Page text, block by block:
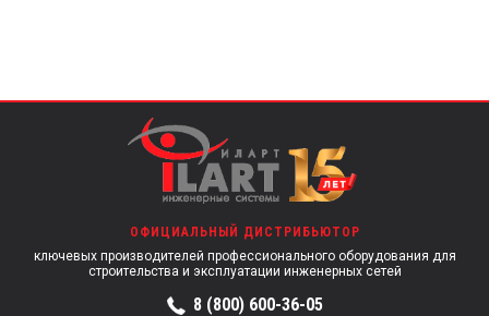
ОФИЦИАЛЬНЫЙ ДИСТРИБЬЮТОР
ключевых производителей профессионального оборудования для
строительства и эксплуатации инженерных сетей
8 (800) 600-36-05